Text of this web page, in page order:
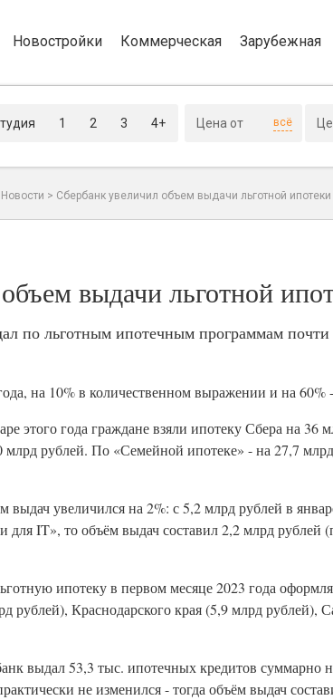
Новостройки Коммерческая Зарубежная
1 2 3 4+ всё
Новости > Сбербанк увеличил объем выдачи льготной ипотеки
выдачи льготной
по льготным ипотечным программам
на 10% в количественном выражении и на 60%
этого года граждане взяли ипотеку Сбера на 36
млрд рублей. По «Семейной ипотеке» - на 27,7
выдач увеличился на 2%: с 5,2 млрд рублей в
для IT», то объём выдач составил 2,2 млрд
ипотеку в первом месяце 2023 года
рублей), Краснодарского края (5,9 млрд рублей),
выдал 53,3 тыс. ипотечных кредитов
не изменился - тогда объём выдач